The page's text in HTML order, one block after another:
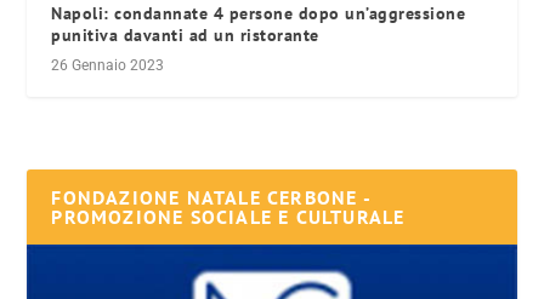
Napoli: condannate 4 persone dopo un’aggressione
punitiva davanti ad un ristorante
26 Gennaio 2023
FONDAZIONE NATALE CERBONE -
PROMOZIONE SOCIALE E CULTURALE